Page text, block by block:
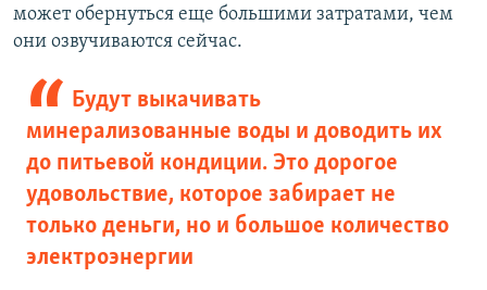
может обернуться еще большими затратами, чем
они озвучиваются сейчас.
Будут выкачивать
минерализованные воды и доводить их
до питьевой кондиции. Это дорогое
удовольствие, которое забирает не
только деньги, но и большое количество
электроэнергии